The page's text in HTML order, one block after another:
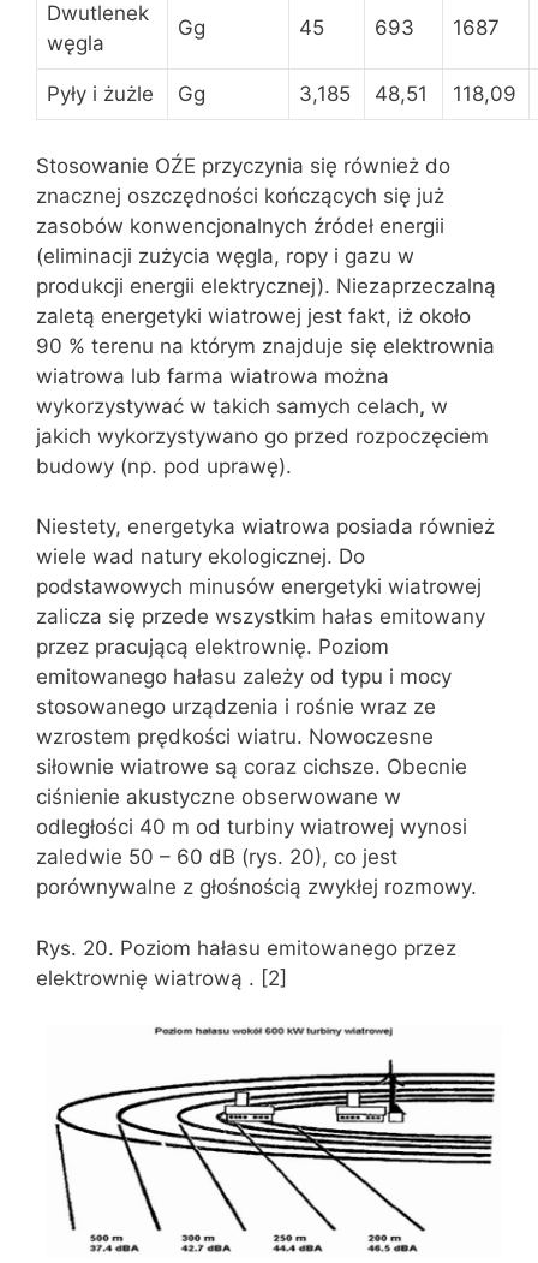
Dwutlenek
węgla
Gg 45 693 1687
Pyły i żużle Gg 3,185 48,51 118,09
Stosowanie OŹE przyczynia się również do
znacznej oszczędności kończących się już
zasobów konwencjonalnych źródeł energii
(eliminacji zużycia węgla, ropy i gazu w
produkcji energii elektrycznej). Niezaprzeczalną
zaletą energetyki wiatrowej jest fakt, iż około
90 % terenu na którym znajduje się elektrownia
wiatrowa lub farma wiatrowa można
wykorzystywać w takich samych celach, w
jakich wykorzystywano go przed rozpoczęciem
budowy (np. pod uprawę).
Niestety, energetyka wiatrowa posiada również
wiele wad natury ekologicznej. Do
podstawowych minusów energetyki wiatrowej
zalicza się przede wszystkim hałas emitowany
przez pracującą elektrownię. Poziom
emitowanego hałasu zależy od typu i mocy
stosowanego urządzenia i rośnie wraz ze
wzrostem prędkości wiatru. Nowoczesne
siłownie wiatrowe są coraz cichsze. Obecnie
ciśnienie akustyczne obserwowane w
odległości 40 m od turbiny wiatrowej wynosi
zaledwie 50 – 60 dB (rys. 20), co jest
porównywalne z głośnością zwykłej rozmowy.
Rys. 20. Poziom hałasu emitowanego przez
elektrownię wiatrową . [2]